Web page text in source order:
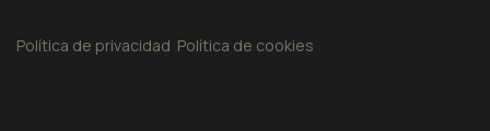
Política de privacidad Política de cookies